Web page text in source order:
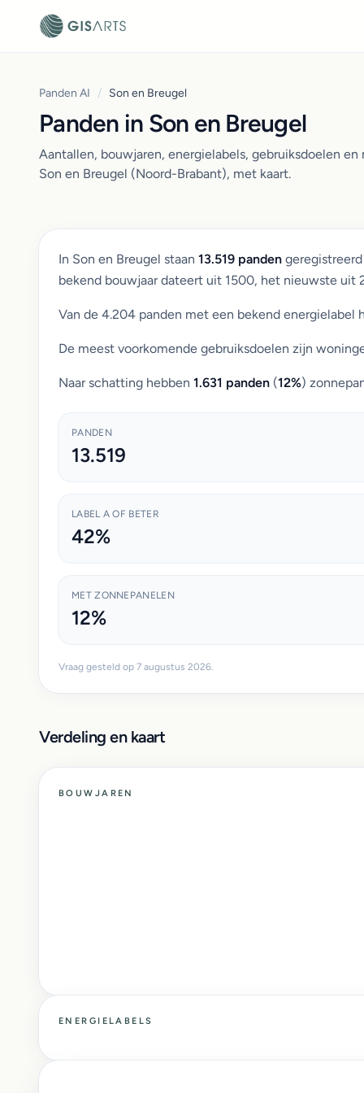
Panden AI / Son en Breugel
Panden in Son en Breugel
Aantallen, bouwjaren, energielabels, gebruiksdoelen en
Son en Breugel (Noord-Brabant), met kaart.
In Son en Breugel staan 13.519 panden
bekend bouwjaar dateert uit 1500, het nieuwste uit
Van de 4.204 panden met een bekend energielabel
De meest voorkomende gebruiksdoelen zijn
Naar schatting hebben 1.631 panden (12%)
PANDEN
13.519
LABEL A OF BETER
42%
MET ZONNEPANELEN
12%
Vraag gesteld op 7 augustus 2026.
Verdeling en kaart
BOUWJAREN
ENERGIELABELS